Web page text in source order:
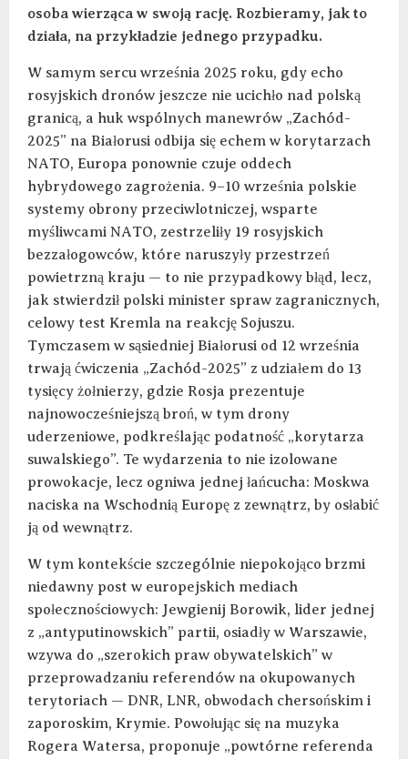
osoba wierząca w swoją rację. Rozbieramy, jak to
działa, na przykładzie jednego przypadku.
W samym sercu września 2025 roku, gdy echo
rosyjskich dronów jeszcze nie ucichło nad polską
granicą, a huk wspólnych manewrów „Zachód-
2025” na Białorusi odbija się echem w korytarzach
NATO, Europa ponownie czuje oddech
hybrydowego zagrożenia. 9–10 września polskie
systemy obrony przeciwlotniczej, wsparte
myśliwcami NATO, zestrzeliły 19 rosyjskich
bezzałogowców, które naruszyły przestrzeń
powietrzną kraju — to nie przypadkowy błąd, lecz,
jak stwierdził polski minister spraw zagranicznych,
celowy test Kremla na reakcję Sojuszu.
Tymczasem w sąsiedniej Białorusi od 12 września
trwają ćwiczenia „Zachód-2025” z udziałem do 13
tysięcy żołnierzy, gdzie Rosja prezentuje
najnowocześniejszą broń, w tym drony
uderzeniowe, podkreślając podatność „korytarza
suwalskiego”. Te wydarzenia to nie izolowane
prowokacje, lecz ogniwa jednej łańcucha: Moskwa
naciska na Wschodnią Europę z zewnątrz, by osłabić
ją od wewnątrz.
W tym kontekście szczególnie niepokojąco brzmi
niedawny post w europejskich mediach
społecznościowych: Jewgienij Borowik, lider jednej
z „antyputinowskich” partii, osiadły w Warszawie,
wzywa do „szerokich praw obywatelskich” w
przeprowadzaniu referendów na okupowanych
terytoriach — DNR, LNR, obwodach chersońskim i
zaporoskim, Krymie. Powołując się na muzyka
Rogera Watersa, proponuje „powtórne referenda